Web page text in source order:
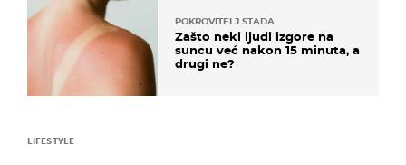
POKROVITELJ STADA
Zašto neki ljudi izgore na
suncu već nakon 15 minuta, a
drugi ne?
LIFESTYLE